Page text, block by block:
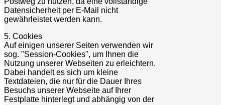
Datensicherheit per E-Mail nicht
gewährleistet werden kann.
5. Cookies
Auf einigen unserer Seiten verwenden wir
sog. "Session-Cookies", um Ihnen die
Nutzung unserer Webseiten zu erleichtern.
Dabei handelt es sich um kleine
Textdateien, die nur für die Dauer Ihres
Besuchs unserer Webseite auf Ihrer
Festplatte hinterlegt und abhängig von der